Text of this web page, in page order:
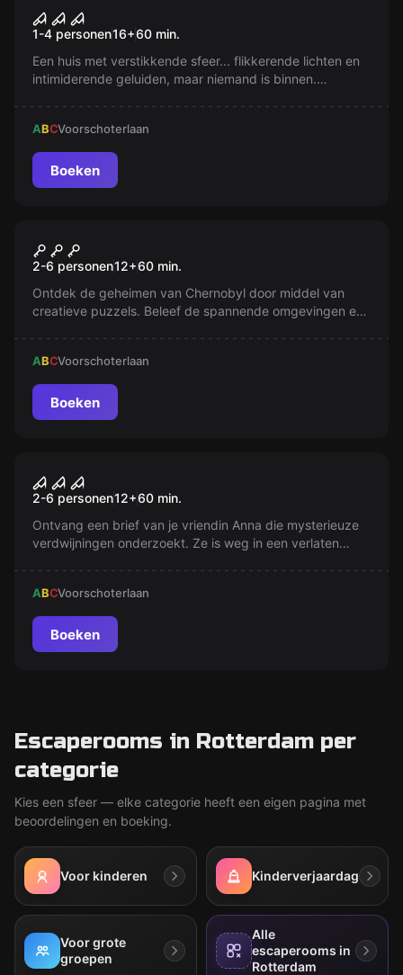
House of Fear: Cursed Souls
VR
1-4 personen16+60 min.
Een huis met verstikkende sfeer... flikkerende lichten en
intimiderende geluiden, maar niemand is binnen.
oplossen? Wees klaar, Het Huis wacht op jou.
ABCVoorschoterlaan
Boeken
Chernobyl VR
2-6 personen12+60 min.
Ontdek de geheimen van Chernobyl door middel van
creatieve puzzels. Beleef de spannende omgevingen en
ABCVoorschoterlaan
Boeken
Sanctum VR
2-6 personen12+60 min.
Ontvang een brief van je vriendin Anna die mysterieuze
verdwijningen onderzoekt. Ze is weg in een verlaten
ABCVoorschoterlaan
Boeken
Escaperooms in Rotterdam per
categorie
Kies een sfeer — elke categorie heeft een eigen pagina met
beoordelingen en boeking.
Voor kinderen Kinderverjaardag
Voor grote
groepen
Alle
escaperooms in
Rotterdam